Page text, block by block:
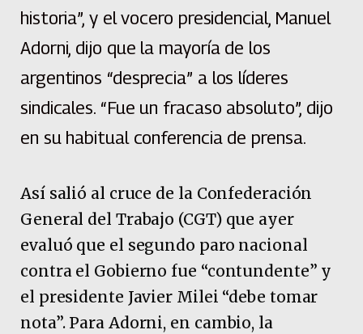
historia”, y el vocero presidencial, Manuel
Adorni, dijo que la mayoría de los
argentinos “desprecia” a los líderes
sindicales. “Fue un fracaso absoluto”, dijo
en su habitual conferencia de prensa.
Así salió al cruce de la Confederación
General del Trabajo (CGT) que ayer
evaluó que el segundo paro nacional
contra el Gobierno fue “contundente” y
el presidente Javier Milei “debe tomar
nota”. Para Adorni, en cambio, la